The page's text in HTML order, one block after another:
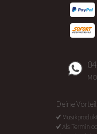
Deine
Als Termin